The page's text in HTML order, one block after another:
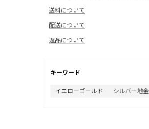
送料について
配送について
返品について
キーワード
イエローゴールド シルバー地金